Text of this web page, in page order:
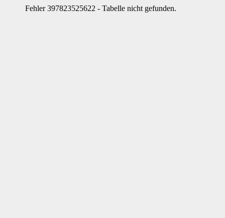
Fehler 397823525622 - Tabelle nicht gefunden.